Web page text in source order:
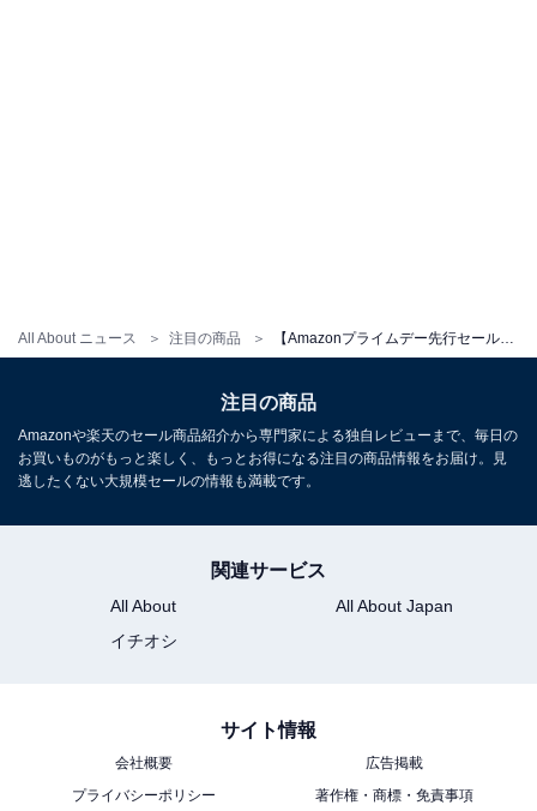
All About ニュース 注目の商品
【VGP 2025 金賞】EarFun OpenJump オープンイヤー
イヤホン Bluetooth 耳掛け型/ランニング イヤホン 耳を
塞がない
Amazonで見る
注目の商品
Amazonや楽天のセール商品紹介から専門家による独自レビューまで、毎日の
お買いものがもっと楽しく、もっとお得になる注目の商品情報をお届け。見
逃したくない大規模セールの情報も満載です。
関連サービス
All About
All About Japan
イチオシ
サイト情報
会社概要
広告掲載
プライバシーポリシー
著作権・商標・免責事項